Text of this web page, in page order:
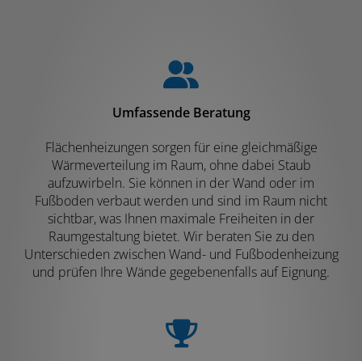
Umfassende Beratung
Flächenheizungen sorgen für eine gleichmäßige
Wärmeverteilung im Raum, ohne dabei Staub
aufzuwirbeln. Sie können in der Wand oder im
Fußboden verbaut werden und sind im Raum nicht
sichtbar, was Ihnen maximale Freiheiten in der
Raumgestaltung bietet. Wir beraten Sie zu den
Unterschieden zwischen Wand- und Fußbodenheizung
und prüfen Ihre Wände gegebenenfalls auf Eignung.